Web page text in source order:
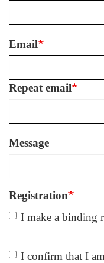
Email
Email
Repeat email
Message
Registration
I make a binding
BerlinI confirm that I